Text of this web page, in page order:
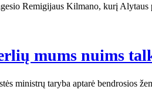
Remigijaus Kilmano, kurį
mums nuims
ministrų taryba aptarė bendrosios